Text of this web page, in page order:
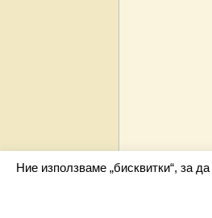
Всички права
Ние използваме „бисквитки“, за